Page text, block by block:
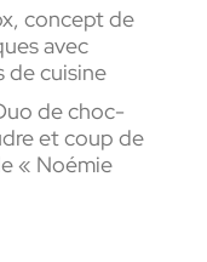
concept de
avec
de cuisine
de choc-
et coup de
« Noémie